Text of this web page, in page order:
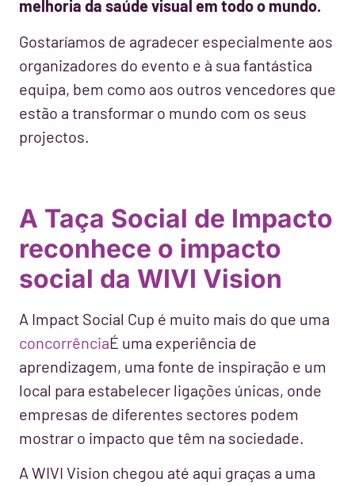
melhoria da saúde visual em todo o mundo.
Gostaríamos de agradecer especialmente aos
organizadores do evento e à sua fantástica
equipa, bem como aos outros vencedores que
estão a transformar o mundo com os seus
projectos.
A Taça Social de Impacto
reconhece o impacto
social da WIVI Vision
A Impact Social Cup é muito mais do que uma
concorrênciaÉ uma experiência de
aprendizagem, uma fonte de inspiração e um
local para estabelecer ligações únicas, onde
empresas de diferentes sectores podem
mostrar o impacto que têm na sociedade.
A WIVI Vision chegou até aqui graças a uma